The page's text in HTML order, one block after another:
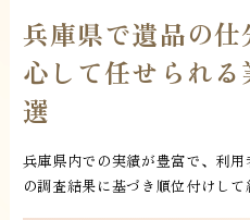
兵庫県で遺品の
心して任せられ
選
兵庫県内での実績が豊富で、利
の調査結果に基づき順位付けして